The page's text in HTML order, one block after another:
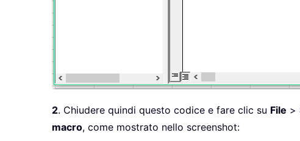
2. Chiudere quindi questo codice e fare clic su File >
macro, come mostrato nello screenshot: